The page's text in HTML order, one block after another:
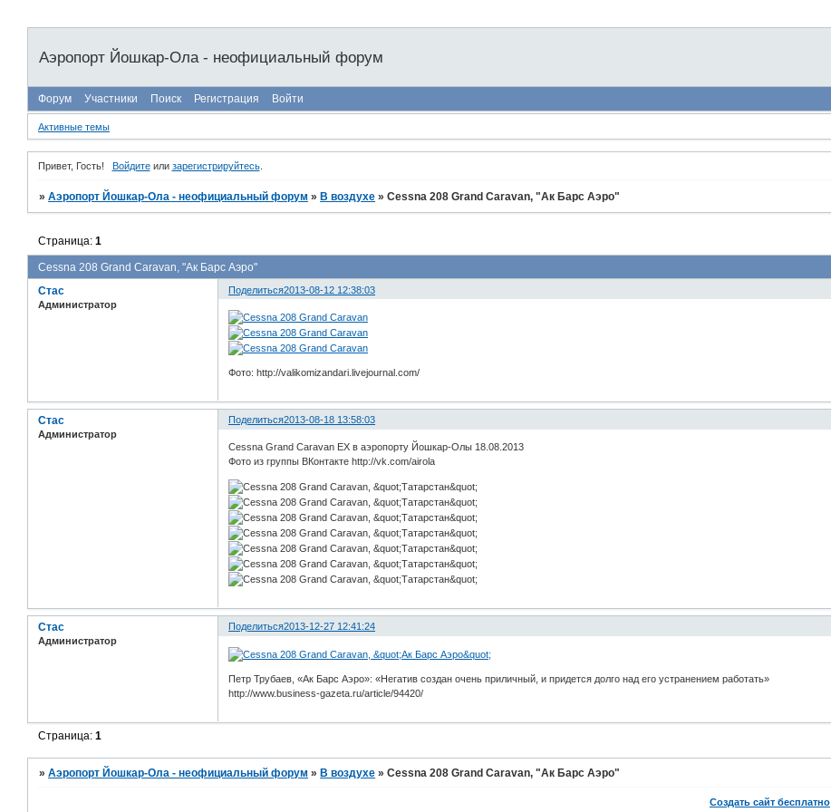
Аэропорт Йошкар-Ола - неофициальный форум
Форум Участники Поиск Регистрация Войти
Активные темы
Привет, Гость! Войдитеили зарегистрируйтесь.
»Аэропорт Йошкар-Ола - неофициальный форум » В воздухе »Cessna 208 Grand Caravan, "Ак Барс Аэро"
Cessna 208 Grand Caravan, "Ак Барс Аэро"
Страница:1
Поделиться2013-08-12 12:38:03
Стас
Администратор
Фото: http://valikomizandari.livejournal.com/
Поделиться2013-08-18 13:58:03
Стас
Администратор
Cessna Grand Caravan EX в аэропорту Йошкар-Олы 18.08.2013
Фото из группы ВКонтакте http://vk.com/airola
Поделиться2013-12-27 12:41:24
Стас
Администратор
Петр Трубаев, «Ак Барс Аэро»: «Негатив создан очень приличный, и придется долго над его устранением работать»
http://www.business-gazeta.ru/article/94420/
Страница:1
»Аэропорт Йошкар-Ола - неофициальный форум » В воздухе »Cessna 208 Grand Caravan, "Ак Барс Аэро"
Создать сайт бесплатно